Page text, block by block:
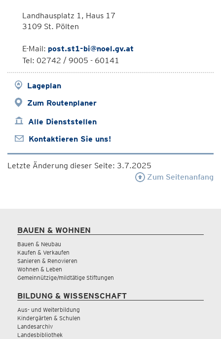
Landhausplatz 1, Haus 17
3109 St. Pölten
E-Mail: post.st1-bi@noel.gv.at
Tel: 02742 / 9005 - 60141
Lageplan
Zum Routenplaner
Alle Dienststellen
Kontaktieren Sie uns!
Letzte Änderung dieser Seite: 3.7.2025
Zum Seitenanfang
BAUEN & WOHNEN
Bauen & Neubau
Kaufen & Verkaufen
Sanieren & Renovieren
Wohnen & Leben
Gemeinnützige/mildtätige Stiftungen
BILDUNG & WISSENSCHAFT
Aus- und Weiterbildung
Kindergärten & Schulen
Landesarchiv
Landesbibliothek